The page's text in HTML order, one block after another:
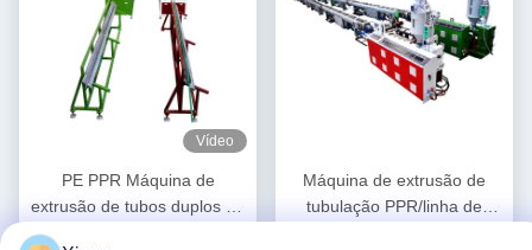
Vídeo
PE PPR Máquina de
extrusão de tubos duplos de
alta velocidade 16 - 32 MM
Máquina de extrusão de
tubulação PPR/linha de